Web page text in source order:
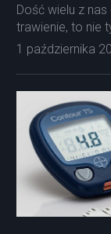
Dość wielu z
trawienie, to nie
1 października